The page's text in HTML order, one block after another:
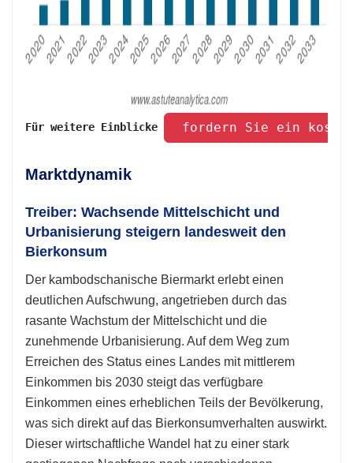
Für weitere Einblicke fordern Sie ein
Marktdynamik
Treiber: Wachsende Mittelschicht und
Urbanisierung steigern landesweit den
Bierkonsum
Der kambodschanische Biermarkt erlebt einen
deutlichen Aufschwung, angetrieben durch das
rasante Wachstum der Mittelschicht und die
zunehmende Urbanisierung. Auf dem Weg zum
Erreichen des Status eines Landes mit mittlerem
Einkommen bis 2030 steigt das verfügbare
Einkommen eines erheblichen Teils der Bevölkerung,
was sich direkt auf das Bierkonsumverhalten auswirkt.
Dieser wirtschaftliche Wandel hat zu einer stark